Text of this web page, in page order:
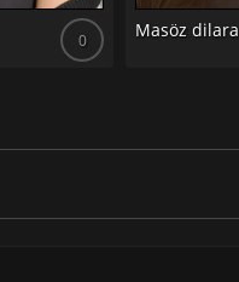
0 Masöz dilara